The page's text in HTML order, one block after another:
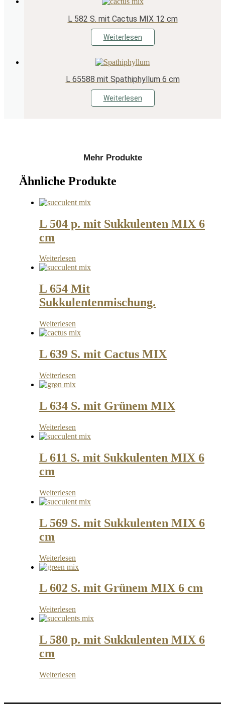
L 582 S. mit Cactus MIX 12 cm
Weiterlesen
L 65588 mit Spathiphyllum 6 cm
Weiterlesen
Mehr Produkte
Ähnliche Produkte
L 504 p. mit Sukkulenten MIX 6
cm
Weiterlesen
L 654 Mit
Sukkulentenmischung.
Weiterlesen
L 639 S. mit Cactus MIX
Weiterlesen
L 634 S. mit Grünem MIX
Weiterlesen
L 611 S. mit Sukkulenten MIX 6
cm
Weiterlesen
L 569 S. mit Sukkulenten MIX 6
cm
Weiterlesen
L 602 S. mit Grünem MIX 6 cm
Weiterlesen
L 580 p. mit Sukkulenten MIX 6
cm
Weiterlesen